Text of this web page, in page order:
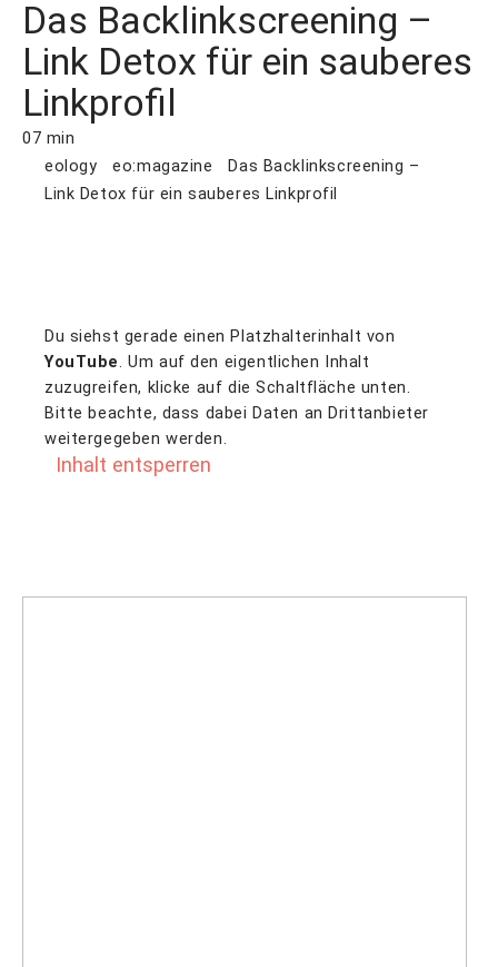
Das Backlinkscreening –
Link Detox für ein sauberes
Linkprofil
07 min
eology
eo:magazine
Das Backlinkscreening –
Link Detox für ein sauberes Linkprofil
Du siehst gerade einen Platzhalterinhalt von
YouTube. Um auf den eigentlichen Inhalt
zuzugreifen, klicke auf die Schaltfläche unten.
Bitte beachte, dass dabei Daten an Drittanbieter
weitergegeben werden.
Inhalt entsperren